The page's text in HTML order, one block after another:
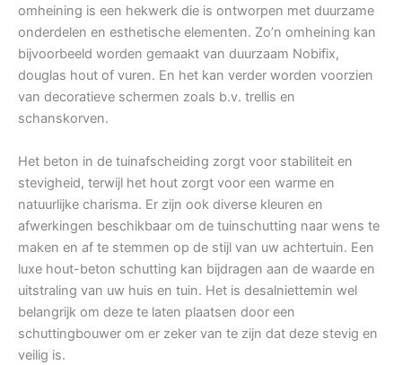
omheining is een hekwerk die is ontworpen met duurzame
onderdelen en esthetische elementen. Zo’n omheining kan
bijvoorbeeld worden gemaakt van duurzaam Nobifix,
douglas hout of vuren. En het kan verder worden voorzien
van decoratieve schermen zoals b.v. trellis en
schanskorven.
Het beton in de tuinafscheiding zorgt voor stabiliteit en
stevigheid, terwijl het hout zorgt voor een warme en
natuurlijke charisma. Er zijn ook diverse kleuren en
afwerkingen beschikbaar om de tuinschutting naar wens te
maken en af te stemmen op de stijl van uw achtertuin. Een
luxe hout-beton schutting kan bijdragen aan de waarde en
uitstraling van uw huis en tuin. Het is desalniettemin wel
belangrijk om deze te laten plaatsen door een
schuttingbouwer om er zeker van te zijn dat deze stevig en
veilig is.